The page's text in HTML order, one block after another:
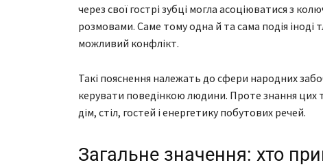
через свої гострі зубці могла асоціюватися з
розмовами. Саме тому одна й та сама подія іноді
можливий конфлікт.
Такі пояснення належать до сфери народних
керувати поведінкою людини. Проте знання цих
дім, стіл, гостей і енергетику побутових речей.
Загальне значення: хто